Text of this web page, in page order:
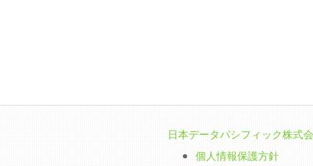
日本データパシフィック株式
個人情報保護方針